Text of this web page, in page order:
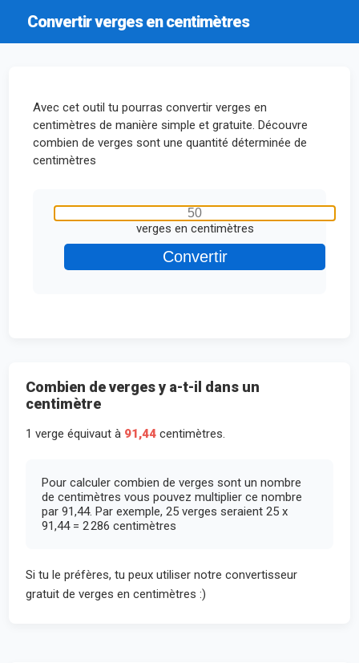
Convertir verges en centimètres
Avec cet outil tu pourras convertir verges en
centimètres de manière simple et gratuite. Découvre
combien de verges sont une quantité déterminée de
centimètres
verges en centimètres
Combien de verges y a-t-il dans un
centimètre
1 verge équivaut à 91,44 centimètres.
Pour calculer combien de verges sont un nombre
de centimètres vous pouvez multiplier ce nombre
par 91,44. Par exemple, 25 verges seraient 25 x
91,44 = 2 286 centimètres
Si tu le préfères, tu peux utiliser notre convertisseur
gratuit de verges en centimètres :)